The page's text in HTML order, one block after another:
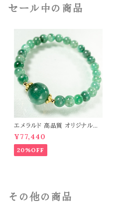
セール中の商品
エメラルド 高品質 オリジナルデ
ザイン ブレスレット パワーストー
ン 天然石 t0545
¥77,440
20%OFF
その他の商品